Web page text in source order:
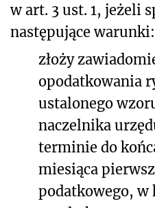
w art. 3 ust. 1, jeżeli
następujące warunki:
złoży
opodatkowania
ustalonego
naczelnika
terminie do
miesiąca
podatkowego, w